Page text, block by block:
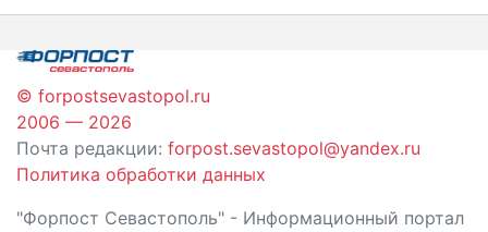
записям
© forpostsevastopol.ru
2006 — 2026
Почта редакции: forpost.sevastopol@yandex.ru
Политика обработки данных
"Форпост Севастополь" - Информационный портал